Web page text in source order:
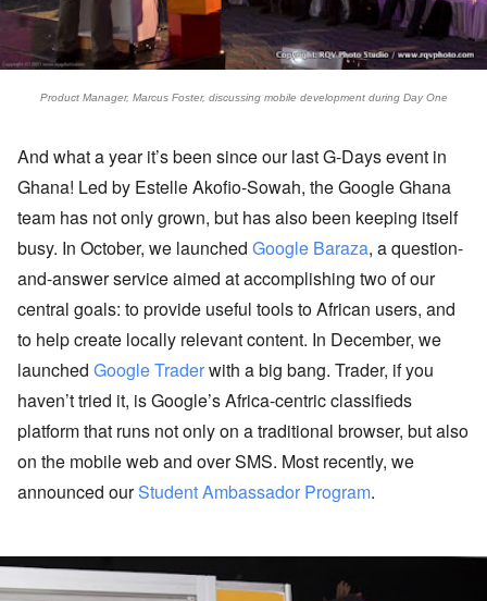
Product Manager, Marcus Foster, discussing mobile development during Day One
And what a year it’s been since our last G-Days event in
Ghana! Led by Estelle Akofio-Sowah, the Google Ghana
team has not only grown, but has also been keeping itself
busy. In October, we launched Google Baraza, a question-
and-answer service aimed at accomplishing two of our
central goals: to provide useful tools to African users, and
to help create locally relevant content. In December, we
launched Google Traderwith a big bang. Trader, if you
haven’t tried it, is Google’s Africa-centric classifieds
platform that runs not only on a traditional browser, but also
on the mobile web and over SMS. Most recently, we
announced ourStudent Ambassador Program.